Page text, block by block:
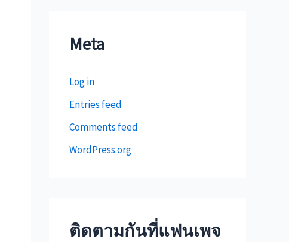
Meta
Log in
Entries feed
Comments feed
WordPress.org
ติดตามกันที่แฟนเพจ